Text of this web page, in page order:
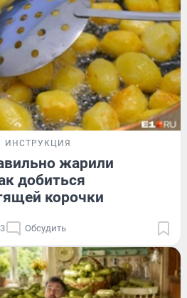
ИНСТРУКЦИЯ
жарили
добиться
корочки
Обсудить